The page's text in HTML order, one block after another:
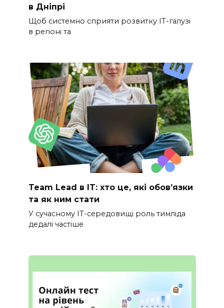
в Дніпрі
Щоб системно сприяти розвитку ІТ-галузі
в регіоні та
Team Lead в IT: хто це, які обов’язки
та як ним стати
У сучасному IT-середовищі роль тимліда
дедалі частіше